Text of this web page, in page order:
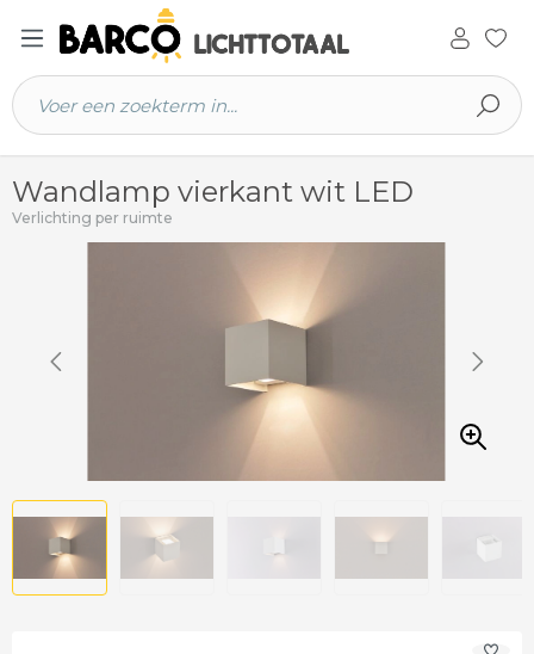
hoofdinhoud
Wandlamp vierkant wit LED
Verlichting per ruimte